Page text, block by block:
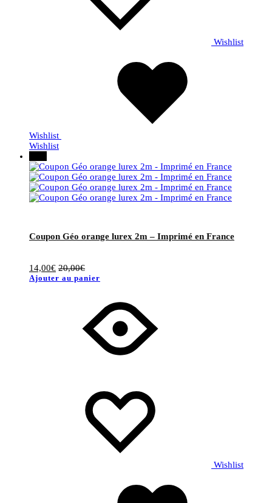
Wishlist
Wishlist
Wishlist
Coupon Géo orange lurex 2m – Imprimé en France
14,00€ 20,00€
Ajouter au panier
Wishlist